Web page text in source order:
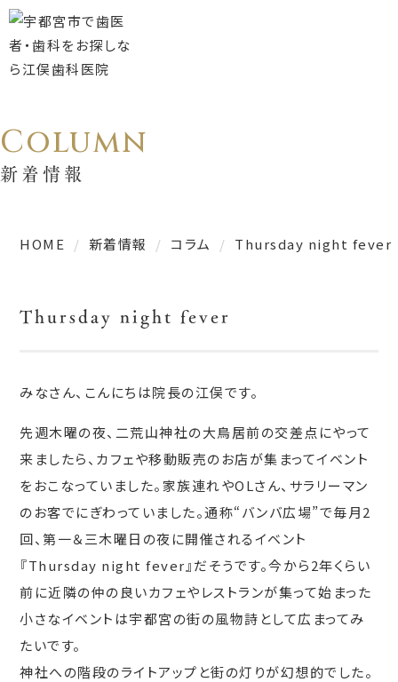
Column
新着情報
HOME 新着情報 コラム Thursday night fever
Thursday night fever
みなさん、こんにちは院長の江俣です。
先週木曜の夜、二荒山神社の大鳥居前の交差点にやって
来ましたら、カフェや移動販売のお店が集まってイベント
をおこなっていました。家族連れやOLさん、サラリーマン
のお客でにぎわっていました。通称“バンバ広場”で毎月2
回、第一＆三木曜日の夜に開催されるイベント
『Thursday night fever』だそうです。今から2年くらい
前に近隣の仲の良いカフェやレストランが集って始まった
小さなイベントは宇都宮の街の風物詩として広まってみ
たいです。
神社への階段のライトアップと街の灯りが幻想的でした。